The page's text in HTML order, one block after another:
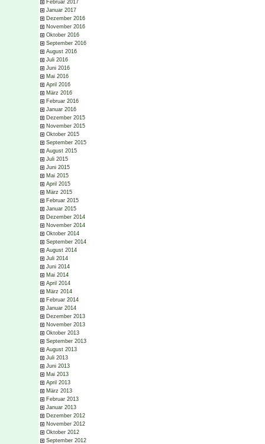
Februar 2017
Januar 2017
Dezember 2016
November 2016
Oktober 2016
September 2016
August 2016
Juli 2016
Juni 2016
Mai 2016
April 2016
März 2016
Februar 2016
Januar 2016
Dezember 2015
November 2015
Oktober 2015
September 2015
August 2015
Juli 2015
Juni 2015
Mai 2015
April 2015
März 2015
Februar 2015
Januar 2015
Dezember 2014
November 2014
Oktober 2014
September 2014
August 2014
Juli 2014
Juni 2014
Mai 2014
April 2014
März 2014
Februar 2014
Januar 2014
Dezember 2013
November 2013
Oktober 2013
September 2013
August 2013
Juli 2013
Juni 2013
Mai 2013
April 2013
März 2013
Februar 2013
Januar 2013
Dezember 2012
November 2012
Oktober 2012
September 2012